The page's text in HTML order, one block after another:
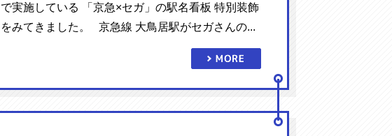
で実施している 「京急×セガ」の駅名看板 特別装飾
をみてきました。 京急線 大鳥居駅がセガさんの...